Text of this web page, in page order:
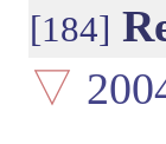
[184]
▽